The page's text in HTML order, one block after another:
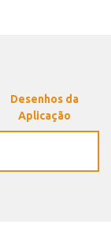
Desenhos da
Aplicação